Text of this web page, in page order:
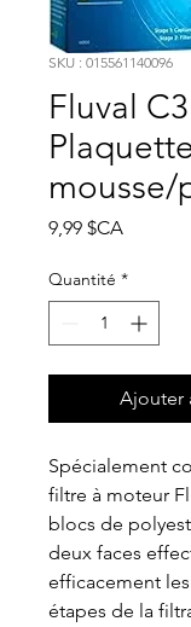
SKU : 015561140096
Fluval
mousse/
9,99 $CAPrix
Quantité *
Ajouter
Spécialement
filtre à moteur
blocs de
deux faces
efficacement
étapes de la